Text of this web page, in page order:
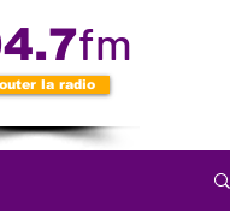
fm
la radio